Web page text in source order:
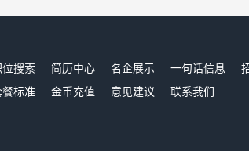
位搜索 简历中心 名企展示 一句话信息
餐标准
金币充值 意见建议 联系我们